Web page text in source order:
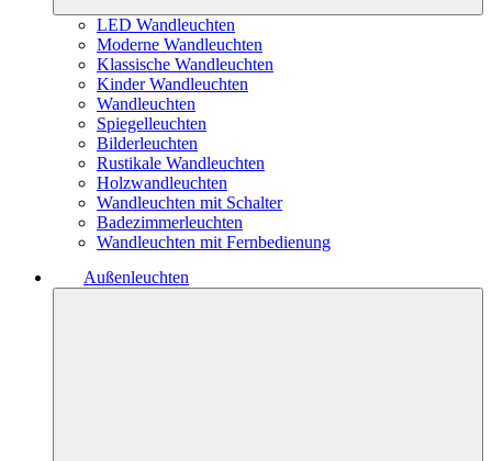
LED Wandleuchten
Moderne Wandleuchten
Klassische Wandleuchten
Kinder Wandleuchten
Wandleuchten
Spiegelleuchten
Bilderleuchten
Rustikale Wandleuchten
Holzwandleuchten
Wandleuchten mit Schalter
Badezimmerleuchten
Wandleuchten mit Fernbedienung
Außenleuchten